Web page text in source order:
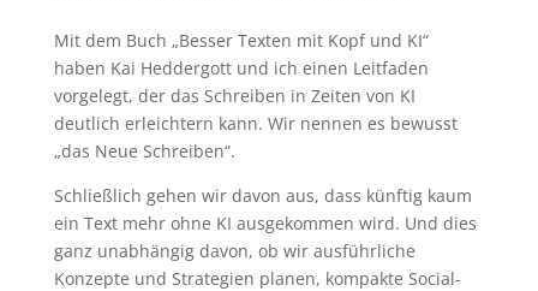
Mit dem Buch „Besser Texten mit Kopf und KI“
haben Kai Heddergott und ich einen Leitfaden
vorgelegt, der das Schreiben in Zeiten von KI
deutlich erleichtern kann. Wir nennen es bewusst
„das Neue Schreiben“.
Schließlich gehen wir davon aus, dass künftig kaum
ein Text mehr ohne KI ausgekommen wird. Und dies
ganz unabhängig davon, ob wir ausführliche
Konzepte und Strategien planen, kompakte Social-